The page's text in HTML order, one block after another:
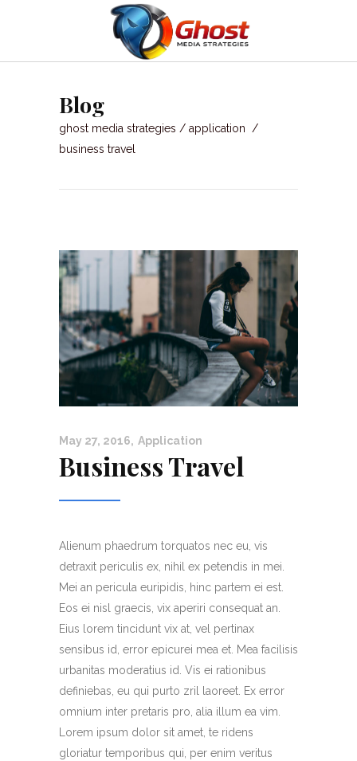
Blog
ghost media strategies / application /
business travel
May 27, 2016 Application
Business Travel
Alienum phaedrum torquatos nec eu, vis
detraxit periculis ex, nihil ex petendis in mei.
Mei an pericula euripidis, hinc partem ei est.
Eos ei nisl graecis, vix aperiri consequat an.
Eius lorem tincidunt vix at, vel pertinax
sensibus id, error epicurei mea et. Mea facilisis
urbanitas moderatius id. Vis ei rationibus
definiebas, eu qui purto zril laoreet. Ex error
omnium inter pretaris pro, alia illum ea vim.
Lorem ipsum dolor sit amet, te ridens
gloriatur temporibus qui, per enim veritus